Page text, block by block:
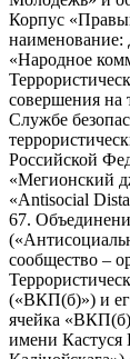
Корпус
наименование:
«Народное
совершения на
Службе
Российской
«Мегионский
«Antisocial
67.
сообщество –
(«ВКП(б)») и
ячейка
имени Кастуся